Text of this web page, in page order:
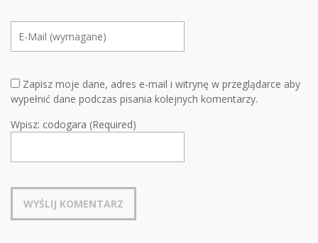
Zapisz moje dane, adres e-mail i witrynę w przeglądarce aby
wypełnić dane podczas pisania kolejnych komentarzy.
Wpisz: codogara (Required)